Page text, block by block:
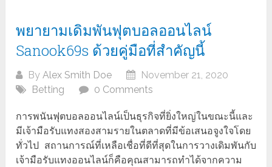
พยายามเดิมพันฟุตบอลออนไลน์
Sanook69s ด้วยคู่มือที่สำคัญนี้
ByAlex Smith Doe
November 21, 2020
Betting
0 Comments
การพนันฟุตบอลออนไลน์เป็นธุรกิจที่ยิ่งใหญ่ในขณะนี้และ
มีเจ้ามือรับแทงสองสามรายในตลาดที่มีข้อเสนอจูงใจโดย
ทั่วไป สถานการณ์ที่เหลือเชื่อที่ดีที่สุดในการวางเดิมพันกับ
เจ้ามือรับแทงออนไลน์ก็คือคุณสามารถทำได้จากความ